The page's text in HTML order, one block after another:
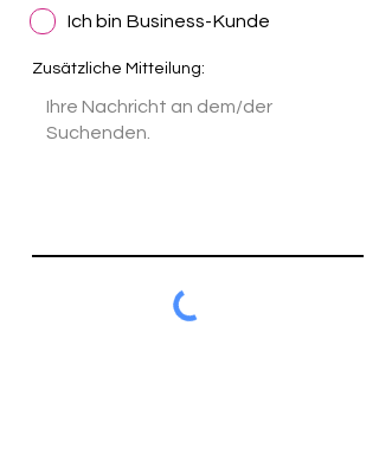
Ich bin Business-Kunde
Zusätzliche Mitteilung: